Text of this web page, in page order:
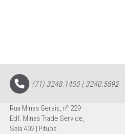
(71) 3248.1400 | 3240.5892
Rua Minas Gerais, nº 229
Edf. Minas Trade Service,
Sala 402 | Pituba